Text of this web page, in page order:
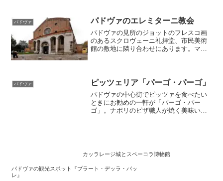
オが奉られています。教会内には価値あ
るフレスコ画も複数あり、教会に興味の
ない人もぜひ訪れて写真を撮ってくださ
い。
パドヴァ パドヴァのエレミターニ教会
パドヴァの見所のジョットのフレスコ画
のあるスクロヴェーニ礼拝堂、市民美術
館の敷地に隣り合わせにあります。マン
パドヴァ ピッツェリア「パーゴ・パーゴ」
パドヴァの中心街でピッツァを食べたい
ときにお勧めの一軒が「パーゴ・パー
ゴ」。ナポリのピザ職人が焼く美味いナ
のピッツェリア。パスタなどの通常メニ
ューもあり幅広く料理が楽しめます。
カッラレージ城とスペーコラ博物館
パドヴァの観光スポット『プラート・デッラ・バッ
レ』